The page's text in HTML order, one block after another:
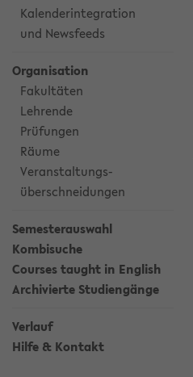
Kalenderintegration
und Newsfeeds
Organisation
Fakultäten
Lehrende
Prüfungen
Räume
Veranstaltungs-
überschneidungen
Semesterauswahl
Kombisuche
Courses taught in English
Archivierte Studiengänge
Verlauf
Hilfe & Kontakt